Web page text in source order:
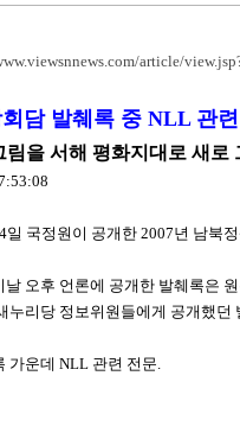
article/
담 발췌록 중 NLL 관
을 서해 평화지대로 새로
일 국정원이 공개한 2007년 남북
날 오후 언론에 공개한 발췌록은
누리당 정보위원들에게 공개했던
가운데 NLL 관련 전문.